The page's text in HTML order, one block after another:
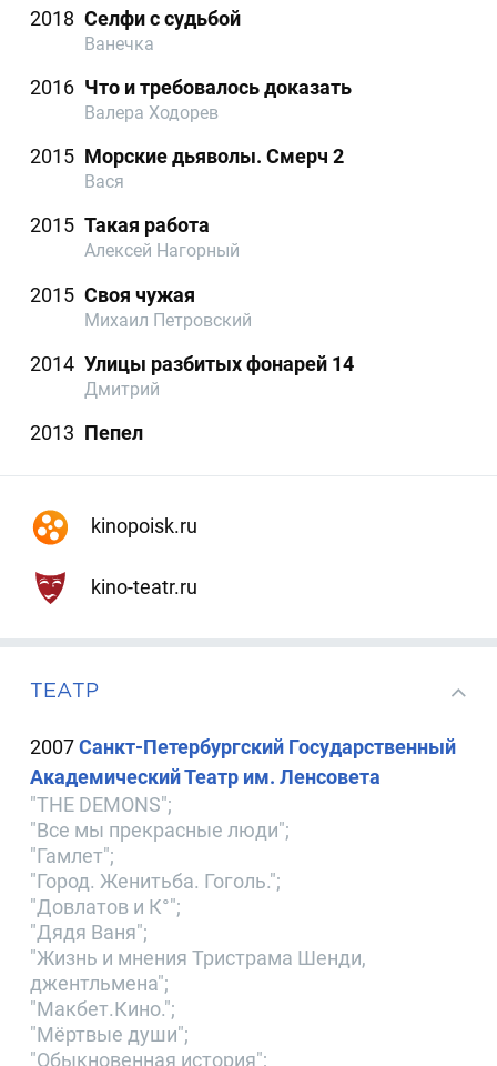
2018 Селфи с судьбой
Ванечка
2016 Что и требовалось доказать
Валера Ходорев
2015 Морские дьяволы. Смерч 2
Вася
2015 Такая работа
Алексей Нагорный
2015 Своя чужая
Михаил Петровский
2014 Улицы разбитых фонарей 14
Дмитрий
2013 Пепел
kinopoisk.ru
kino-teatr.ru
ТЕАТР
2007Санкт-Петербургский Государственный
Академический Театр им. Ленсовета
"THE DEMONS";
"Все мы прекрасные люди";
"Гамлет";
"Город. Женитьба. Гоголь.";
"Довлатов и К°";
"Дядя Ваня";
"Жизнь и мнения Тристрама Шенди,
джентльмена";
"Макбет.Кино.";
"Мёртвые души";
"Обыкновенная история";